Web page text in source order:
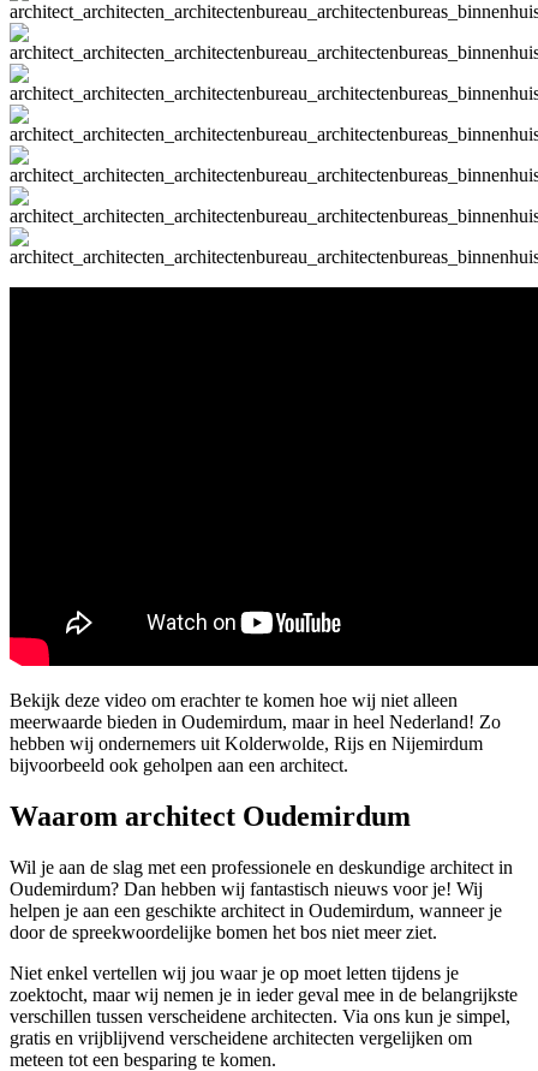
Bekijk deze video om erachter te komen hoe wij niet alleen
meerwaarde bieden in Oudemirdum, maar in heel Nederland! Zo
hebben wij ondernemers uit Kolderwolde, Rijs en Nijemirdum
bijvoorbeeld ook geholpen aan een architect.
Waarom architect Oudemirdum
Wil je aan de slag met een professionele en deskundige architect in
Oudemirdum? Dan hebben wij fantastisch nieuws voor je! Wij
helpen je aan een geschikte architect in Oudemirdum, wanneer je
door de spreekwoordelijke bomen het bos niet meer ziet.
Niet enkel vertellen wij jou waar je op moet letten tijdens je
zoektocht, maar wij nemen je in ieder geval mee in de belangrijkste
verschillen tussen verscheidene architecten. Via ons kun je simpel,
gratis en vrijblijvend verscheidene architecten vergelijken om
meteen tot een besparing te komen.